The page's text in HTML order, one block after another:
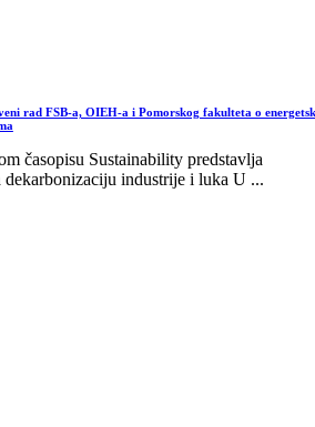
rad FSB-a, OIEH-a i Pomorskog fakulteta o
časopisu Sustainability predstavlja
dekarbonizaciju industrije i luka U ...